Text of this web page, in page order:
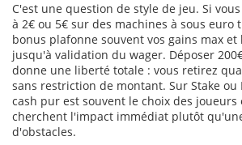
C'est une question de style de jeu. Si
à 2€ ou 5€ sur des machines à sous euro
bonus plafonne souvent vos gains max
jusqu'à validation du wager. Déposer
donne une liberté totale : vous retirez
sans restriction de montant. Sur Stake ou
cash pur est souvent le choix des
cherchent l'impact immédiat plutôt
d'obstacles.